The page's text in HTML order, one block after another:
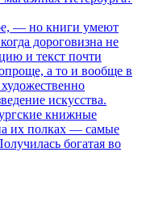
— но книги умеют
дороговизна не
и текст почти
а то и вообще в
искусства.
книжные
их полках — самые
богатая во